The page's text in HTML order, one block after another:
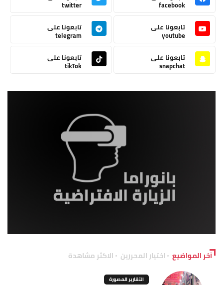
facebook
twitter
تابعونا على
youtube
تابعونا على
telegram
تابعونا على
snapchat
تابعونا على
tikTok
آخر المواضيع اختيار المحررين الاكثر مشاهدة
التقارير المصورة